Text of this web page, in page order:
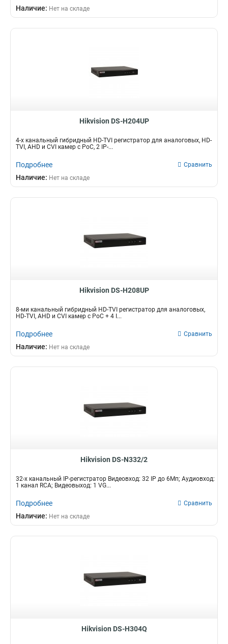
Наличие: Нет на складе
Hikvision DS-H204UP
4-х канальный гибридный HD-TVI регистратор для аналоговых, HD-
TVI, AHD и CVI камер с PoC, 2 IP-...
Подробнее Сравнить
Наличие: Нет на складе
Hikvision DS-H208UP
8-ми канальный гибридный HD-TVI регистратор для аналоговых,
HD-TVI, AHD и CVI камер c PoC + 4 I...
Подробнее Сравнить
Наличие: Нет на складе
Hikvision DS-N332/2
32-х канальный IP-регистратор Видеовход: 32 IP до 6Мп; Аудиовход:
1 канал RCA; Видеовыход: 1 VG...
Подробнее Сравнить
Наличие: Нет на складе
Hikvision DS-H304Q